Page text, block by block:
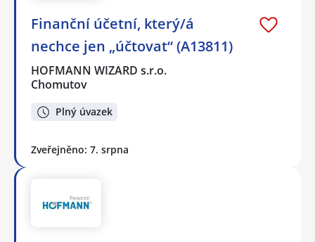
Finanční účetní, který/á
nechce jen „účtovat“ (A13811)
HOFMANN WIZARD s.r.o.
Chomutov
Plný úvazek
Zveřejněno: 7. srpna